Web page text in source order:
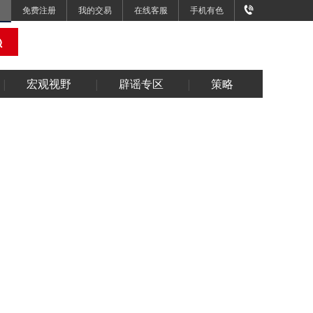
免费注册 我的交易 在线客服 手机有色
宏观视野 辟谣专区 策略